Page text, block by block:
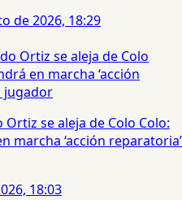
de 2026, 18:29
se aleja de Colo Colo:
marcha ‘acción reparatoria’
18:03